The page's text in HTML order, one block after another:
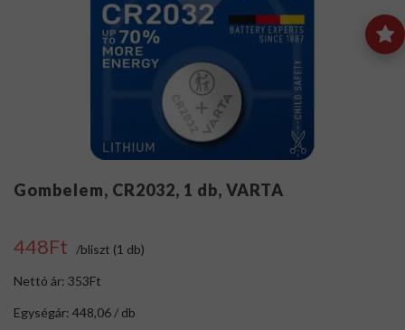
Gombelem, CR2032, 1 db, VARTA
448Ft /bliszt (1 db)
Nettó ár: 353Ft
Egységár: 448,06 / db